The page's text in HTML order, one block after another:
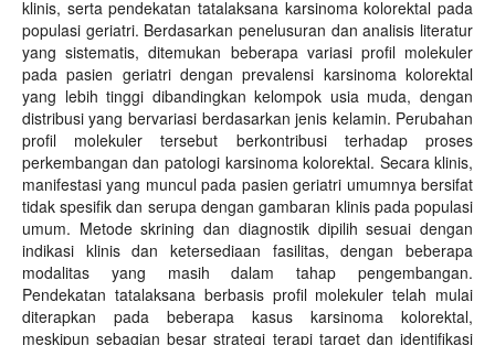
klinis, serta pendekatan tatalaksana karsinoma kolorektal pada
populasi geriatri. Berdasarkan penelusuran dan analisis literatur
yang sistematis, ditemukan beberapa variasi profil molekuler
pada pasien geriatri dengan prevalensi karsinoma kolorektal
yang lebih tinggi dibandingkan kelompok usia muda, dengan
distribusi yang bervariasi berdasarkan jenis kelamin. Perubahan
profil molekuler tersebut berkontribusi terhadap proses
perkembangan dan patologi karsinoma kolorektal. Secara klinis,
manifestasi yang muncul pada pasien geriatri umumnya bersifat
tidak spesifik dan serupa dengan gambaran klinis pada populasi
umum. Metode skrining dan diagnostik dipilih sesuai dengan
indikasi klinis dan ketersediaan fasilitas, dengan beberapa
modalitas yang masih dalam tahap pengembangan.
Pendekatan tatalaksana berbasis profil molekuler telah mulai
diterapkan pada beberapa kasus karsinoma kolorektal,
meskipun sebagian besar strategi terapi target dan identifikasi